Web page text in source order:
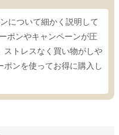
について細かく説明して
ポンやキャンペーンが圧
ストレスなく買い物がしや
ンを使ってお得に購入し